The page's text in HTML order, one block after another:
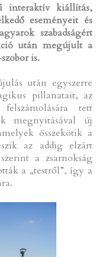
kiállítás,
eseményeit és
szabadságért
után megújult a
is.
után egyszerre
pillanatait, az
tett
megnyitásával új
összekötik a
az addig elzárt
a zsarnokság
a „testről”, így a